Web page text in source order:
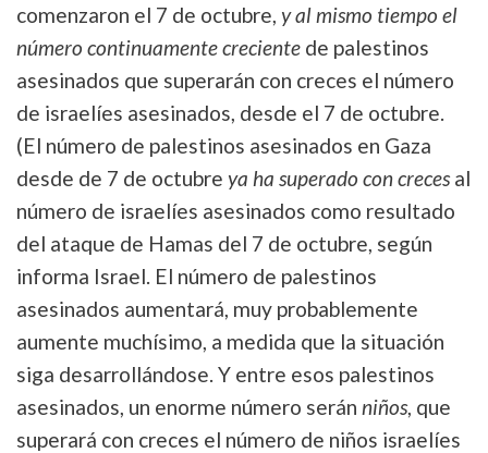
comenzaron el 7 de octubre, y al mismo tiempo el
número continuamente creciente de palestinos
asesinados que superarán con creces el número
de israelíes asesinados, desde el 7 de octubre.
(El número de palestinos asesinados en Gaza
desde de 7 de octubre ya ha superado con crecesal
número de israelíes asesinados como resultado
del ataque de Hamas del 7 de octubre, según
informa Israel. El número de palestinos
asesinados aumentará, muy probablemente
aumente muchísimo, a medida que la situación
siga desarrollándose. Y entre esos palestinos
asesinados, un enorme número serán niños, que
superará con creces el número de niños israelíes